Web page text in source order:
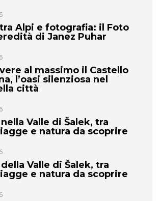
Alpi e fotografia: il Foto
di Janez Puhar
al massimo il Castello
l’oasi silenziosa nel
città
nella Valle di Šalek, tra
e natura da scoprire
della Valle di Šalek, tra
e natura da scoprire